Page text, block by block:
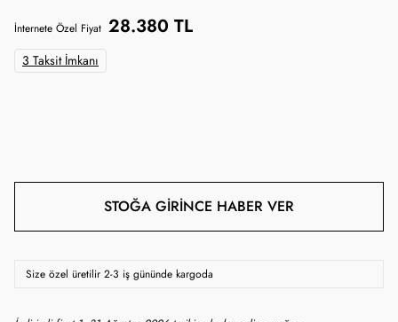
İnternete Özel Fiyat 28.380 TL
3 Taksit İmkanı
STOĞA GIRINCE HABER VER
Size özel üretilir 2-3 iş gününde kargoda